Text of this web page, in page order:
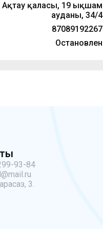
Ақтау қаласы, 19 ықшам
ауданы, 34/4
87089192267
Остановлен
93-84
3.